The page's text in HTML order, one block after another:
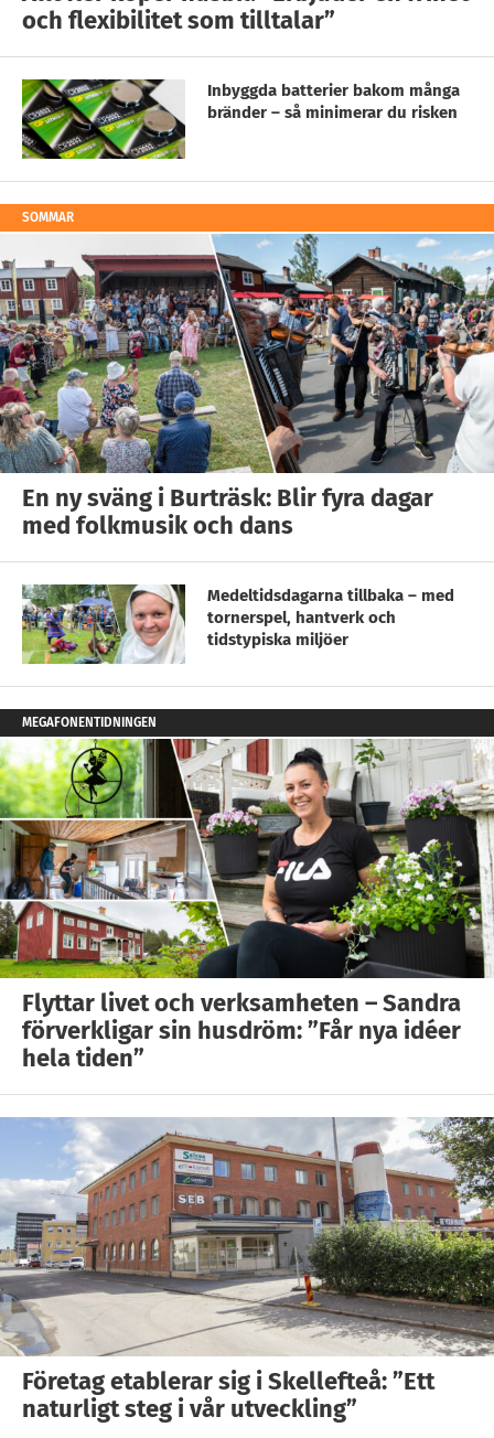
och flexibilitet som tilltalar”
Inbyggda batterier bakom många
bränder – så minimerar du risken
SOMMAR
En ny sväng i Burträsk: Blir fyra dagar
med folkmusik och dans
Medeltidsdagarna tillbaka – med
tornerspel, hantverk och
tidstypiska miljöer
MEGAFONENTIDNINGEN
Flyttar livet och verksamheten – Sandra
förverkligar sin husdröm: ”Får nya idéer
hela tiden”
Företag etablerar sig i Skellefteå: ”Ett
naturligt steg i vår utveckling”